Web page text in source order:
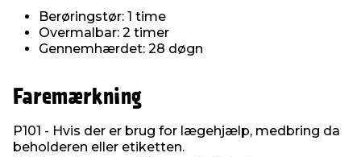
Berøringstør: 1 time
Overmalbar: 2 timer
Gennemhærdet: 28 døgn
Faremærkning
P101 - Hvis der er brug for lægehjælp, medbring da
beholderen eller etiketten.